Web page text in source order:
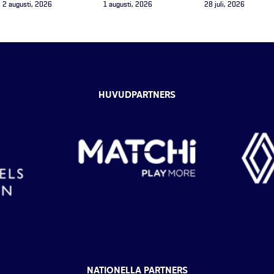
2 augusti, 2026 1 augusti, 2026 28 juli, 2026
HUVUDPARTNERS
NATIONELLA PARTNERS